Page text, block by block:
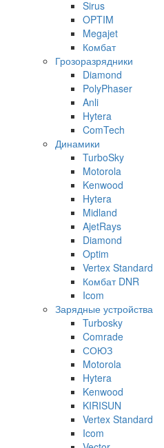
Sirus
OPTIM
Megajet
Комбат
Грозоразрядники
Diamond
PolyPhaser
Anli
Hytera
ComTech
Динамики
TurboSky
Motorola
Kenwood
Hytera
Midland
AjetRays
Diamond
Optim
Vertex Standard
Комбат DNR
Icom
Зарядные устройства
Turbosky
Comrade
СОЮЗ
Motorola
Hytera
Kenwood
KIRISUN
Vertex Standard
Icom